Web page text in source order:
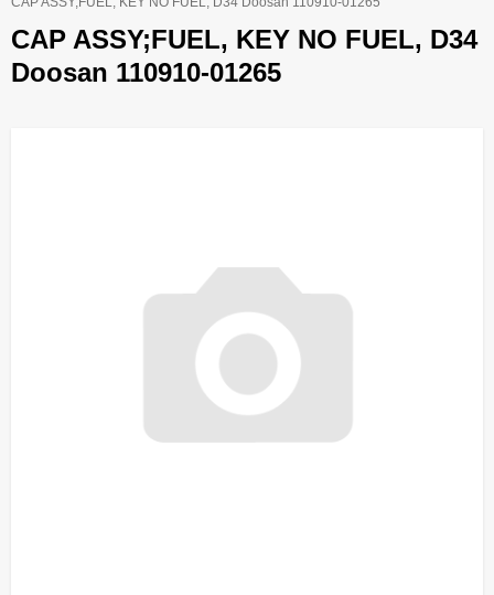
CAP ASSY;FUEL, KEY NO FUEL, D34
Doosan 110910-01265